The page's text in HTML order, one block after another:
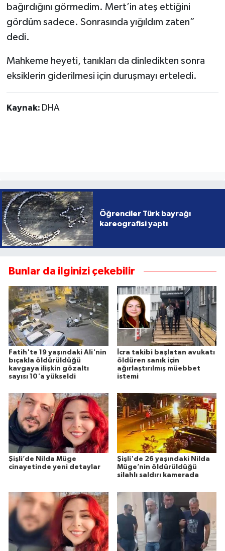
bağırdığını görmedim. Mert’in ateş ettiğini
gördüm sadece. Sonrasında yığıldım zaten”
dedi.
Mahkeme heyeti, tanıkları da dinledikten sonra
eksiklerin giderilmesi için duruşmayı erteledi.
Kaynak: DHA
Öğrenciler Türk bayrağı
kareografisi yaptı
Bunlar da ilginizi çekebilir
Fatih'te 19 yaşındaki Ali'nin
bıçakla öldürüldüğü
kavgaya ilişkin gözaltı
sayısı 10'a yükseldi
İcra takibi başlatan avukatı
öldüren sanık için
ağırlaştırılmış müebbet
istemi
Şişli’de Nilda Müge
cinayetinde yeni detaylar
Şişli'de 26 yaşındaki Nilda
Müge’nin öldürüldüğü
silahlı saldırı kamerada